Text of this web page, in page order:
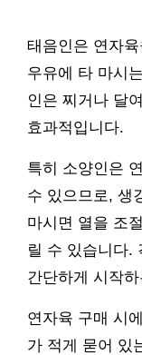
태음인은 연자
우유에 타 마시
인은 찌거나 달
효과적입니다.
특히 소양인은
수 있으므로, 생
마시면 열을 조
릴 수 있습니다.
간단하게 시작
연자육 구매 시
가 적게 묻어 있